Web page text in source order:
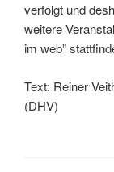
verfolgt und
weitere
im web”
Text: Reiner
(DHV)